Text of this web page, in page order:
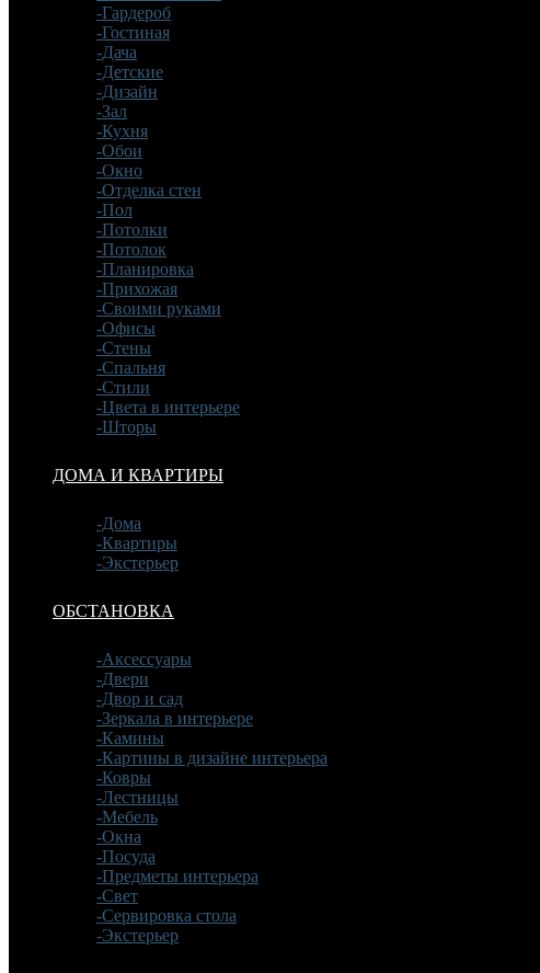
-Гардероб
-Гостиная
-Дача
-Детские
-Дизайн
-Зал
-Кухня
-Обои
-Окно
-Отделка стен
-Пол
-Потолки
-Потолок
-Планировка
-Прихожая
-Своими руками
-Офисы
-Стены
-Спальня
-Стили
-Цвета в интерьере
-Шторы
ДОМА И КВАРТИРЫ
-Дома
-Квартиры
-Экстерьер
ОБСТАНОВКА
-Аксессуары
-Двери
-Двор и сад
-Зеркала в интерьере
-Камины
-Картины в дизайне интерьера
-Ковры
-Лестницы
-Мебель
-Окна
-Посуда
-Предметы интерьера
-Свет
-Сервировка стола
-Экстерьер